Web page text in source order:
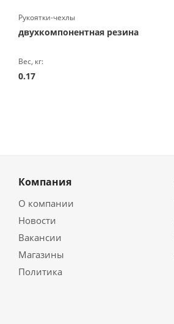
Рукоятки-чехлы
двухкомпонентная резина
Вес, кг:
0.17
Компания
О компании
Новости
Вакансии
Магазины
Политика